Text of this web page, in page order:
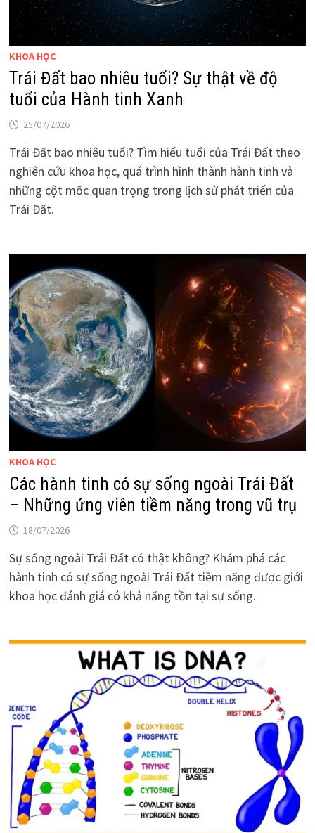
KHOA HỌC
Trái Đất bao nhiêu tuổi? Sự thật về độ
tuổi của Hành tinh Xanh
25/07/2026
Trái Đất bao nhiêu tuổi? Tìm hiểu tuổi của Trái Đất theo
nghiên cứu khoa học, quá trình hình thành hành tinh và
những cột mốc quan trọng trong lịch sử phát triển của
Trái Đất.
KHOA HỌC
Các hành tinh có sự sống ngoài Trái Đất
– Những ứng viên tiềm năng trong vũ trụ
18/07/2026
Sự sống ngoài Trái Đất có thật không? Khám phá các
hành tinh có sự sống ngoài Trái Đất tiềm năng được giới
khoa học đánh giá có khả năng tồn tại sự sống.